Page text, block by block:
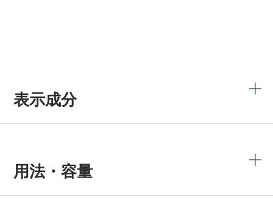
表示成分
用法・容量